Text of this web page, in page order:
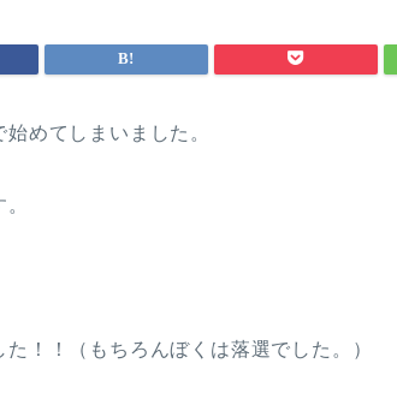
めてしまいました。
！！（もちろんぼくは落選でした。）